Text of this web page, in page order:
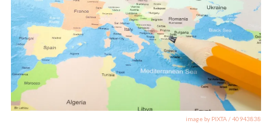
image by PIXTA / 40943838